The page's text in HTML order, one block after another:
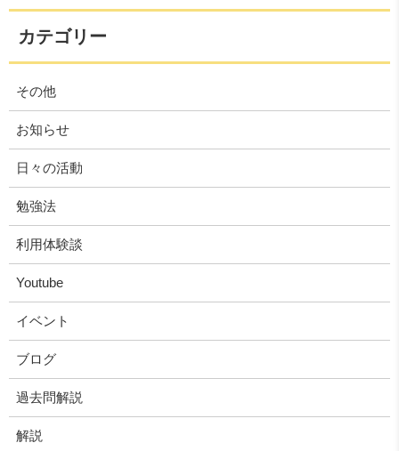
カテゴリー
その他
お知らせ
日々の活動
勉強法
利用体験談
Youtube
イベント
ブログ
過去問解説
解説